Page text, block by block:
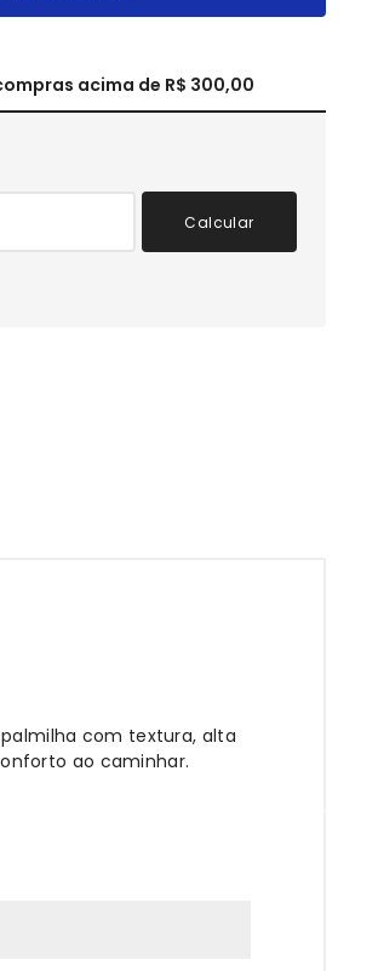
acima de R$ 300,00
Calcular
com textura, alta
ao caminhar.